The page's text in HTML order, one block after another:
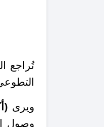
تُراجع
ويرى
وصول